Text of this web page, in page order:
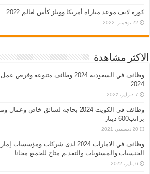
كورة لايف موعد مباراة أمريكا وويلز كأس لعالم 2022
22 نوفمبر، 2022
الاكثر مشاهدة
وظائف في السعودية 2024 وظائف متنوعة
2024
7 فبراير، 2022
وظائف في الكويت 2024 بحاجه لسائق خاص
براتب600 دينار
20 ديسمبر، 2021
وظائف في الامارات 2024 لدى شركات
الجنسيات والمستويات والتقديم متاح للجميع مجانا
6 يناير، 2022